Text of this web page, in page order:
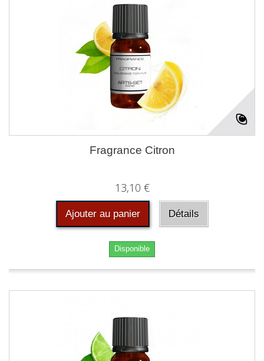
Fragrance Citron
13,10 €
Ajouter au panier Détails
Disponible